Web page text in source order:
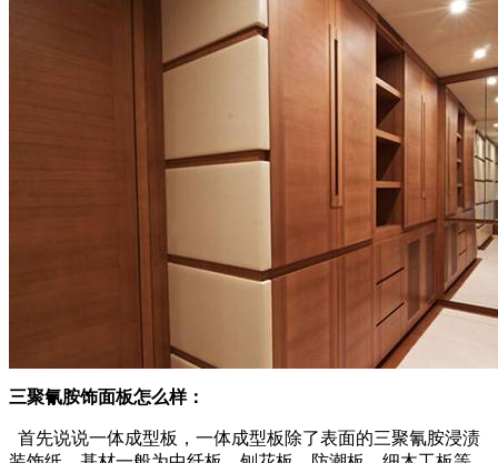
三聚氰胺饰面板怎么样：
首先说说一体成型板，一体成型板除了表面的三聚氰胺浸渍